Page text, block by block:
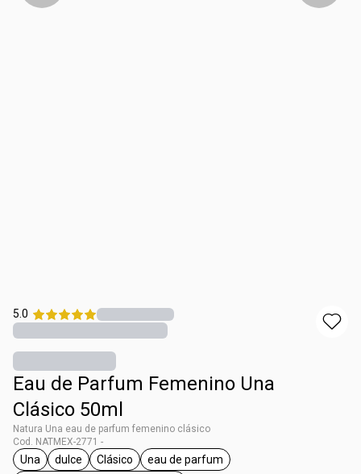
5.0
Eau de Parfum Femenino Una
Clásico 50ml
Natura Una eau de parfum femenino clásico
Cod. NATMEX-2771 -
etiqueta Una
Una
etiqueta dulce
dulce
etiqueta Clásico
Clásico
etiqueta eau de parfum
eau de parfum